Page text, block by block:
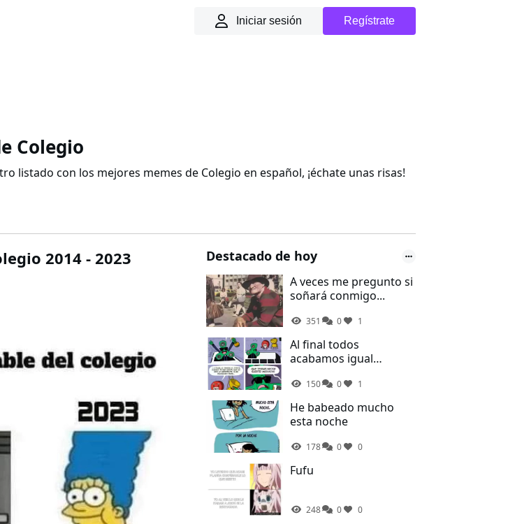
Iniciar sesión Regístrate
Colegio
listado con los mejores memes de Colegio en español, ¡échate unas risas!
2014 - 2023 Destacado de hoy
A veces me pregunto si
soñará conmigo...
351 0 1
Al final todos
acabamos igual
150 0 1
He babeado mucho
esta noche
178 0 0
Fufu
248 0 0